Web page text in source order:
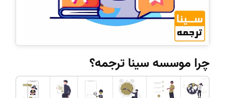
چرا موسسه سینا ترجمه؟